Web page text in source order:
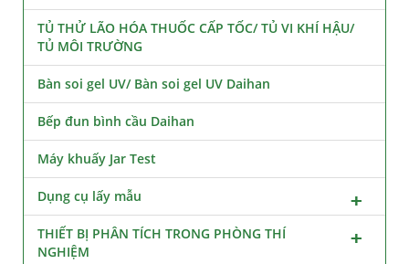
TỦ THỬ LÃO HÓA THUỐC CẤP TỐC/ TỦ VI KHÍ HẬU/
TỦ MÔI TRƯỜNG
Bàn soi gel UV/ Bàn soi gel UV Daihan
Bếp đun bình cầu Daihan
Máy khuấy Jar Test
Dụng cụ lấy mẫu
THIẾT BỊ PHÂN TÍCH TRONG PHÒNG THÍ
NGHIỆM